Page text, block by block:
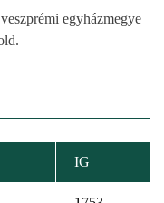
egyházmegye
IG